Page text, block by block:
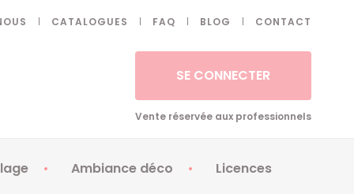
CATALOGUES FAQ BLOG CONTACT
SE CONNECTER
Vente réservée aux professionnels
Ambiance déco Licences